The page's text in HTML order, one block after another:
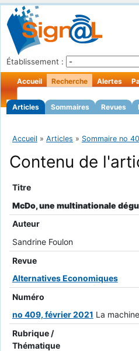
Établissement :
Accueil Recherche
Articles Sommaires Revues
Alertes
Accueil » Articles » Sommaire no
Contenu de
Titre
McDo, une multinationale
Auteur
Sandrine Foulon
Revue
Alternatives Economiques
Numéro
no 409, février 2021 La
Rubrique /
Thématique